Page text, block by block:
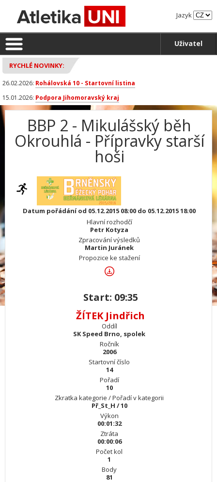
Jazyk
Uživatel
RYCHLÉ NOVINKY:
26.02.2026: Rohálovská 10 - Startovní listina
15.01.2026: Podpora Jihomoravský kraj
BBP 2 - Mikulášský běh
Okrouhlá - Přípravky starší
hoši
Datum pořádání od 05.12.2015 08:00 do 05.12.2015 18:00
Hlavní rozhodčí
Petr Kotyza
Zpracování výsledků
Martin Juránek
Propozice ke stažení
Start: 09:35
ŽÍTEK Jindřich
Oddíl
SK Speed Brno, spolek
Ročník
2006
Startovní číslo
14
Pořadí
10
Zkratka kategorie / Pořadí v kategorii
Př_St_H / 10
Výkon
00:01:32
Ztráta
00:00:06
Počet kol
1
Body
81